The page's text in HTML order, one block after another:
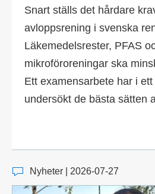
Snart ställs det hårdare
avloppsrening i svenska
Läkemedelsrester, PFAS
mikroföroreningar ska
Ett examensarbete har i
undersökt de bästa sätten
Nyheter | 2026-07-27